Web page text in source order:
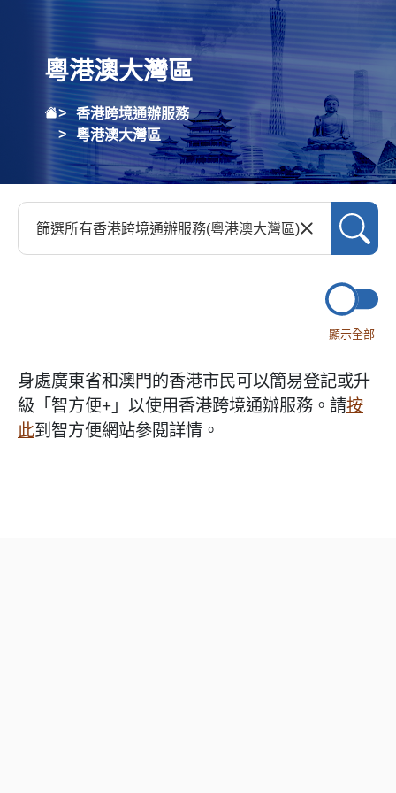
粵港澳大灣區
香港跨境通辦服務
粵港澳大灣區
顯示全部
身處廣東省和澳門的香港市民可以簡易登記或升
級「智方便+」以使用香港跨境通辦服務。請按
此到智方便網站參閱詳情。